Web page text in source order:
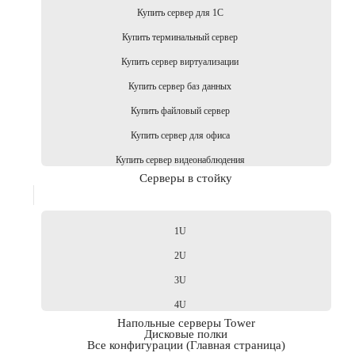
Купить сервер для 1С
Купить терминальный сервер
Купить сервер виртуализации
Купить сервер баз данных
Купить файловый сервер
Купить сервер для офиса
Купить сервер видеонаблюдения
Серверы в стойку
1U
2U
3U
4U
Напольные серверы Tower
Дисковые полки
Все конфигурации (Главная страница)